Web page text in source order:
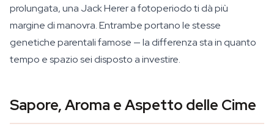
prolungata, una Jack Herer a fotoperiodo ti dà più
margine di manovra. Entrambe portano le stesse
genetiche parentali famose — la differenza sta in quanto
tempo e spazio sei disposto a investire.
Sapore, Aroma e Aspetto delle Cime